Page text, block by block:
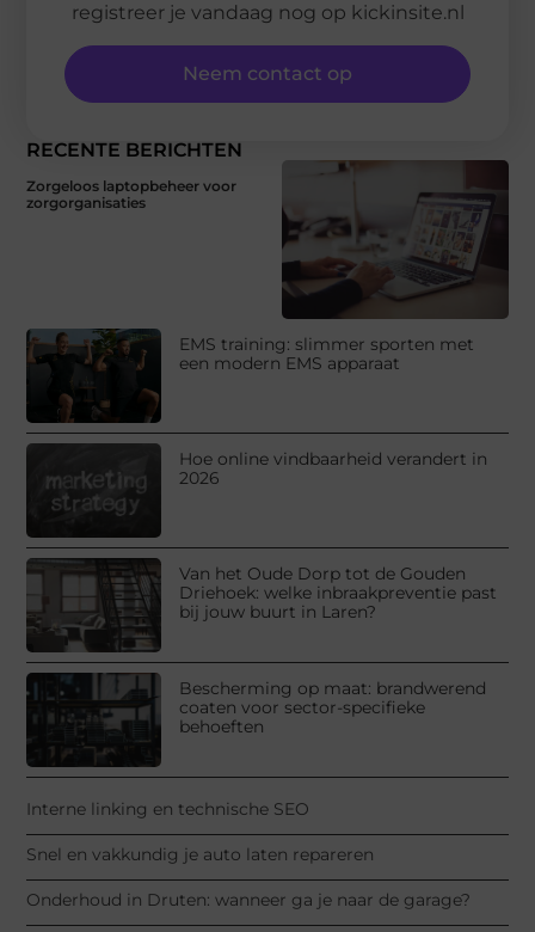
RECENTE BERICHTEN
Zorgeloos laptopbeheer voor
zorgorganisaties
EMS training: slimmer sporten met
een modern EMS apparaat
Hoe online vindbaarheid verandert in
2026
Van het Oude Dorp tot de Gouden
Driehoek: welke inbraakpreventie past
bij jouw buurt in Laren?
Bescherming op maat: brandwerend
coaten voor sector-specifieke
behoeften
Interne linking en technische SEO
Snel en vakkundig je auto laten repareren
Onderhoud in Druten: wanneer ga je naar de garage?
registreer je vandaag nog op kickinsite.nl
Neem contact op